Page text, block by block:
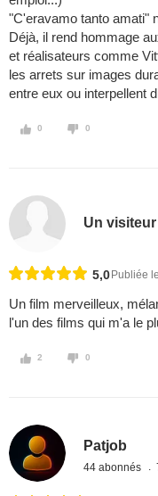
"C'eravamo tanto amati"
Déjà, il rend hommage
et réalisateurs comme
les arrets sur images
entre eux ou interpellent
0 0
Un visiteur
5,0 Publiée
Un film merveilleux,
l'un des films qui m'a le
2 0
Patjob
44 abonnés